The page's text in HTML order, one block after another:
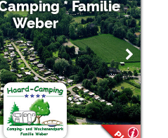
* Familie
Weber